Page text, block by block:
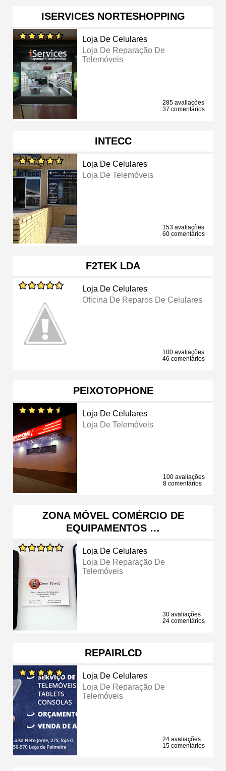
ISERVICES NORTESHOPPING
Loja De Celulares
Loja De Reparação De
Telemóveis
285 avaliações
37 comentários
INTECC
Loja De Celulares
Loja De Telemóveis
153 avaliações
60 comentários
F2TEK LDA
Loja De Celulares
Oficina De Reparos De Celulares
100 avaliações
46 comentários
PEIXOTOPHONE
Loja De Celulares
Loja De Telemóveis
100 avaliações
8 comentários
ZONA MÓVEL COMÉRCIO DE
EQUIPAMENTOS …
Loja De Celulares
Loja De Reparação De
Telemóveis
30 avaliações
24 comentários
REPAIRLCD
Loja De Celulares
Loja De Reparação De
Telemóveis
24 avaliações
15 comentários